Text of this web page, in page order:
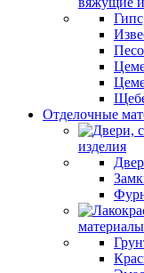
Отделочные
изделия
материалы